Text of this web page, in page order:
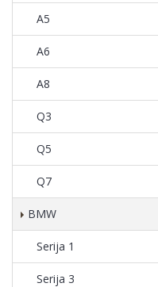
A5
A6
A8
Q3
Q5
Q7
BMW
Serija 1
Serija 3